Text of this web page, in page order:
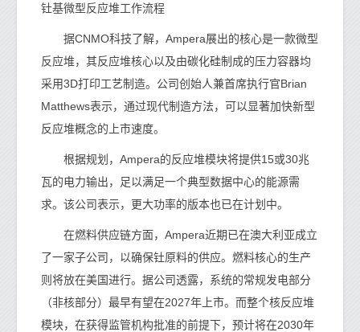
钍基微型反应堆工作流程
据CNMO科技了解，Ampera展出的核心是一款微型
反应堆，其反应堆核心以及由碳化硅制成的压力容器均
采用3D打印工艺制造。公司创始人兼首席执行官Brian
Matthews表示，通过现代制造方法，可以显著加快新型
反应堆概念的上市速度。
根据规划，Ampera的反应堆模块将提供15或30兆
瓦的电力输出，足以满足一个典型数据中心的能源需
求。该公司表示，更大功率的版本也已在计划中。
在燃料供应链方面，Ampera近期已在澳大利亚成立
了一家子公司，以确保钍原料的供应。燃料核心的生产
则将放在美国进行。据公司透露，系统的常规发电部分
（非核部分）最早有望在2027年上市。而整个核反应堆
模块，在获得监管机构批准的前提下，预计将在2030年